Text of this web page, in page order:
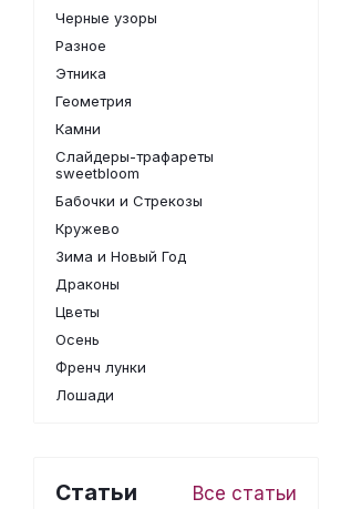
Черные узоры
Разное
Этника
Геометрия
Камни
Слайдеры-трафареты
sweetbloom
Бабочки и Стрекозы
Кружево
Зима и Новый Год
Драконы
Цветы
Осень
Френч лунки
Лошади
Статьи Все статьи